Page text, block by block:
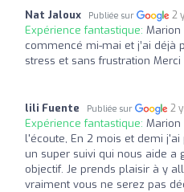
Nat Jaloux Publiée sur 2
Expérience fantastique: Marion
commencé mi-mai et j’ai déjà
stress et sans frustration Merci
lili Fuente Publiée sur 2
Expérience fantastique:
l'écoute, En 2 mois et demi
un super suivi qui nous aide a
objectif. Je prends plaisir à y
vraiment vous ne serez pas